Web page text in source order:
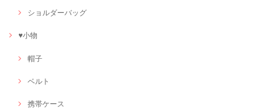
ショルダーバッグ
♥小物
帽子
ベルト
携帯ケース